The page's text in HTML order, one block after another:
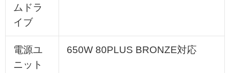
ムドラ
イブ
電源ユ
ニット
650W 80PLUS BRONZE対応